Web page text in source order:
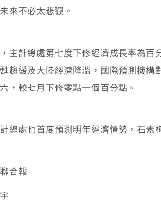
來不必太悲觀。
計總處第七度下修經濟成長率為百
趨緩及大陸經濟降溫，國際預測機
，較七月下修零點一個百分點。
處也首度預測明年經濟情勢，石素
合報